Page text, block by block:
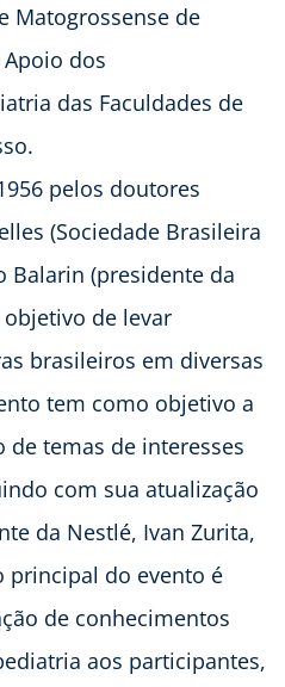
Matogrossense de
Apoio dos
das Faculdades de
pelos doutores
(Sociedade Brasileira
Balarin (presidente da
de levar
brasileiros em diversas
tem como objetivo a
de temas de interesses
com sua atualização
da Nestlé, Ivan Zurita,
principal do evento é
de conhecimentos
aos participantes,